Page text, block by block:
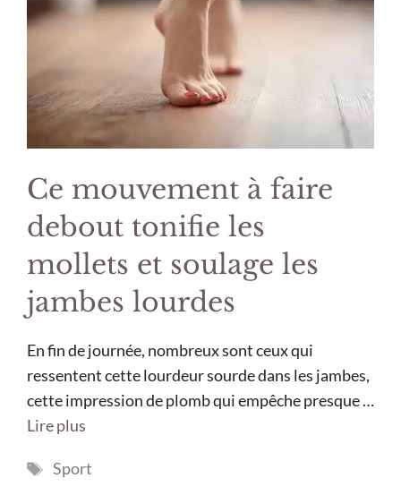
Ce mouvement à faire
debout tonifie les
mollets et soulage les
jambes lourdes
En fin de journée, nombreux sont ceux qui
ressentent cette lourdeur sourde dans les jambes,
cette impression de plomb qui empêche presque …
Lire plus
Étiquettes
Sport